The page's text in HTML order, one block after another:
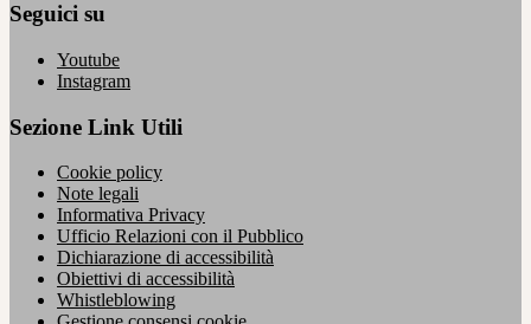
Seguici su
Youtube
Instagram
Sezione Link Utili
Cookie policy
Note legali
Informativa Privacy
Ufficio Relazioni con il Pubblico
Dichiarazione di accessibilità
Obiettivi di accessibilità
Whistleblowing